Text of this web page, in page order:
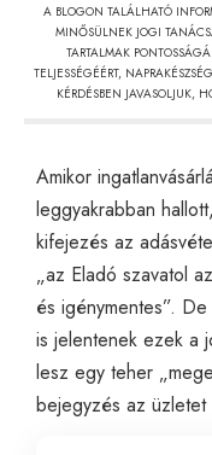
A BLOGON TALÁLHATÓ
MINŐSÜLNEK JOGI
TARTALMAK
TELJESSÉGÉÉRT,
KÉRDÉSBEN JAVASOLJUK,
Amikor
leggyakrabban
kifejezés az
„az Eladó szavatol
és igénymentes”.
is jelentenek ezek a
lesz egy teher
bejegyzés az üzletet